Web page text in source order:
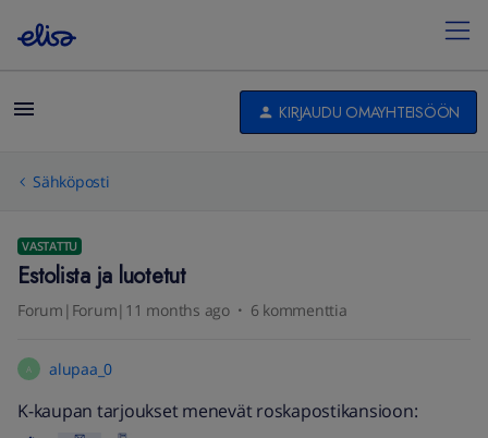
KIRJAUDU OMAYHTEISÖÖN
Sähköposti
VASTATTU
Estolista ja luotetut
Forum|Forum|11 months ago 6 kommenttia
A alupaa_0
K-kaupan tarjoukset menevät roskapostikansioon: